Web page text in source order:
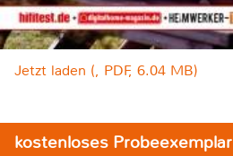
Jetzt laden (, PDF, 6.04 MB)
kostenloses Probeexemplar